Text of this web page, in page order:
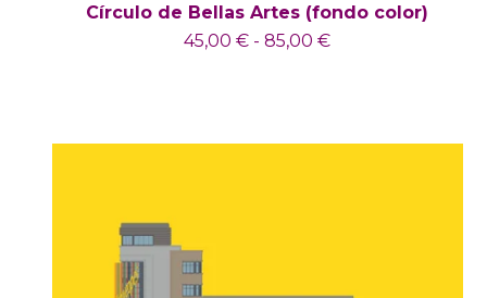
Círculo de Bellas Artes (fondo color)
45,00€ -85,00€